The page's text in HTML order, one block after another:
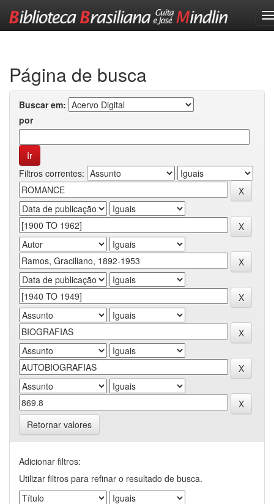
Página de busca
Buscar em:
por
Filtros correntes:
Retornar valores
Adicionar filtros:
Utilizar filtros para refinar o resultado de busca.